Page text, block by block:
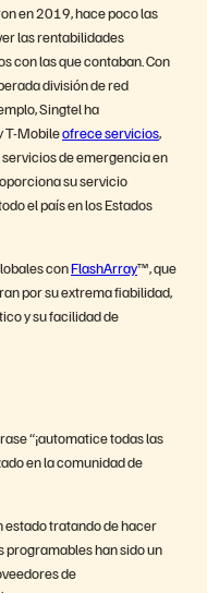
en 2019, hace poco las
las rentabilidades
con las que contaban. Con
división de red
Singtel ha
T-Mobileofrece servicios
de emergencia en
su servicio
el país en los Estados
conFlashArray™, que
por su extrema fiabilidad,
y su facilidad de
“¡automatice todas las
en la comunidad de
tratando de hacer
programables han sido un
de